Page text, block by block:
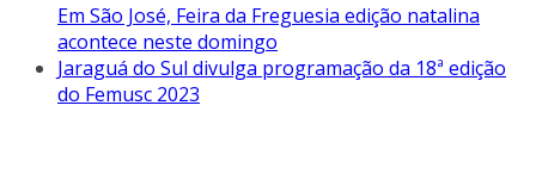
Em São José, Feira da Freguesia edição natalina
acontece neste domingo
Jaraguá do Sul divulga programação da 18ª edição
do Femusc 2023